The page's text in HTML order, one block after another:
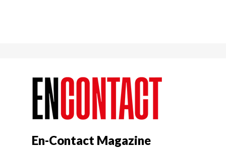
En-Contact Magazine